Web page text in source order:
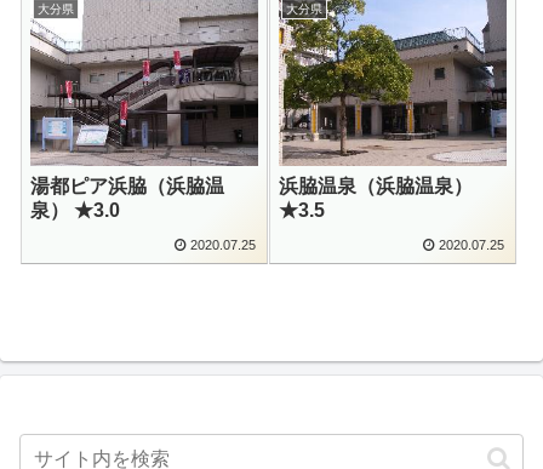
大分県
湯都ピア浜脇（浜脇温
泉） ★3.0
2020.07.25
大分県
浜脇温泉（浜脇温泉）
★3.5
2020.07.25